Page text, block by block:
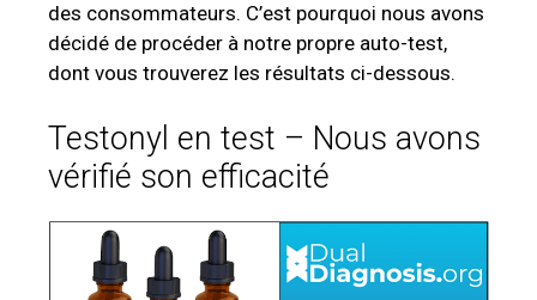
des consommateurs. C’est pourquoi nous avons
décidé de procéder à notre propre auto-test,
dont vous trouverez les résultats ci-dessous.
Testonyl en test – Nous avons
vérifié son efficacité